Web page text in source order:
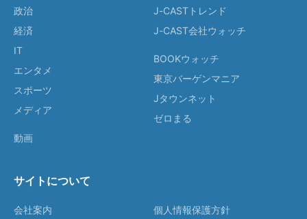
政治
経済
IT
エンタメ
スポーツ
メディア
動画
J-CASTトレンド
J-CAST会社ウォッチ
BOOKウォッチ
東京バーゲンマニア
Jタウンネット
ゼロまる
サイトについて
会社案内 個人情報保護方針